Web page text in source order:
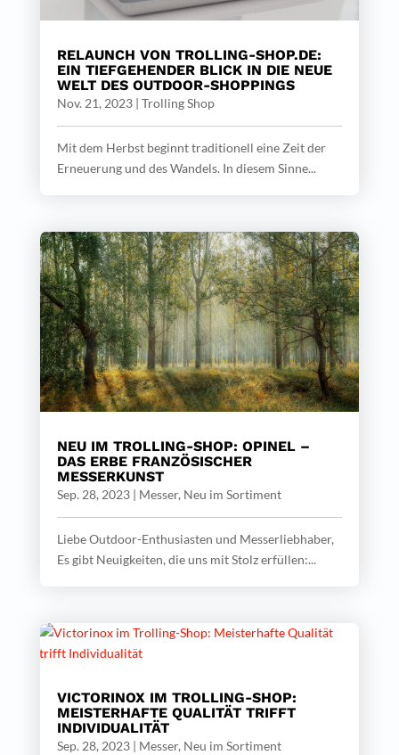
RELAUNCH VON TROLLING-SHOP.DE:
EIN TIEFGEHENDER BLICK IN DIE NEUE
WELT DES OUTDOOR-SHOPPINGS
Nov. 21, 2023| Trolling Shop
Mit dem Herbst beginnt traditionell eine Zeit der
Erneuerung und des Wandels. In diesem Sinne...
NEU IM TROLLING-SHOP: OPINEL –
DAS ERBE FRANZÖSISCHER
MESSERKUNST
Sep. 28, 2023| Messer, Neu im Sortiment
Liebe Outdoor-Enthusiasten und Messerliebhaber,
Es gibt Neuigkeiten, die uns mit Stolz erfüllen:...
VICTORINOX IM TROLLING-SHOP:
MEISTERHAFTE QUALITÄT TRIFFT
INDIVIDUALITÄT
Sep. 28, 2023| Messer, Neu im Sortiment